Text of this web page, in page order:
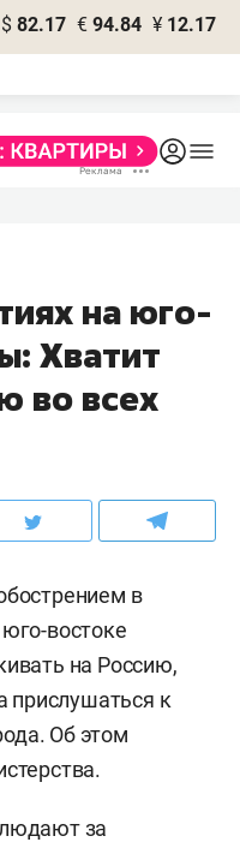
$ 82.17 € 94.84 ¥ 12.17
на юго-
Хватит
во всех
в
востоке
на Россию,
прислушаться к
Об этом
за